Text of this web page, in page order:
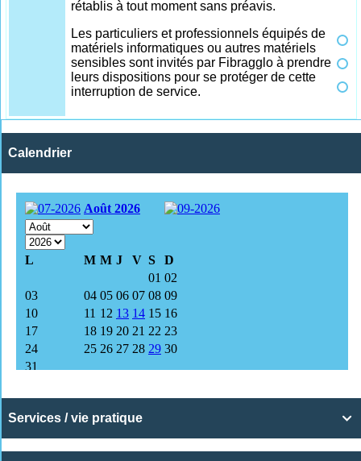
rétablis à tout moment sans préavis.
Les particuliers et professionnels équipés de
matériels informatiques ou autres matériels
sensibles sont invités par Fibragglo à prendre
leurs dispositions pour se protéger de cette
interruption de service.
Calendrier

Services / vie pratique